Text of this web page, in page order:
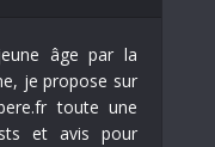
âge par la
je propose sur
toute une
et avis pour